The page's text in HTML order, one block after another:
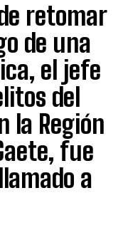
retomar
de una
el jefe
del
la Región
fue
a